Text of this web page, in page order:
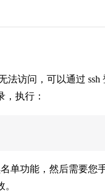
法访问，可以通过 ssh
，执行：
单功能，然后需要您